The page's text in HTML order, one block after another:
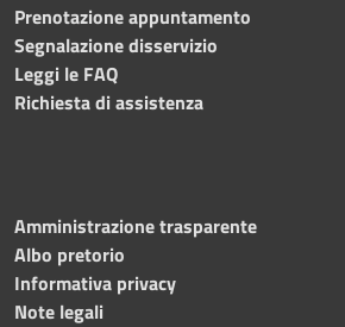
Prenotazione appuntamento
Segnalazione disservizio
Leggi le FAQ
Richiesta di assistenza
Amministrazione trasparente
Albo pretorio
Informativa privacy
Note legali